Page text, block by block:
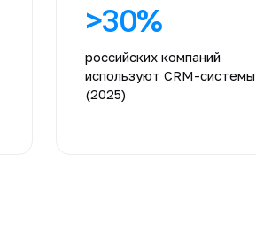
>30%
российских компаний
используют CRM-системы
(2025)